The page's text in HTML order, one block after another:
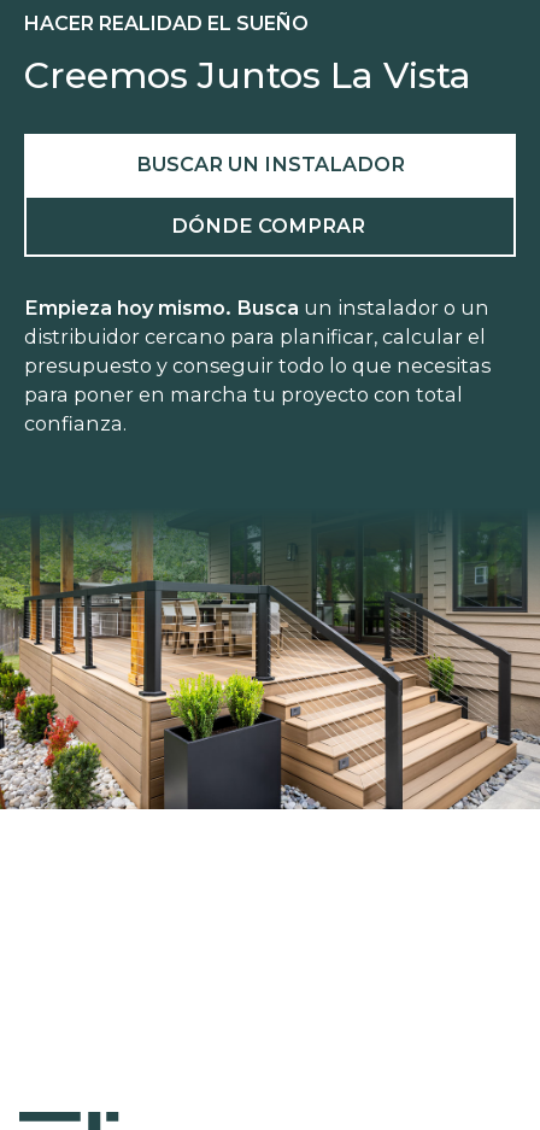
HACER REALIDAD EL SUEÑO
Creemos Juntos La Vista
BUSCAR UN INSTALADOR
DÓNDE COMPRAR
Empieza hoy mismo. Busca un instalador o un
distribuidor cercano para planificar, calcular el
presupuesto y conseguir todo lo que necesitas
para poner en marcha tu proyecto con total
confianza.